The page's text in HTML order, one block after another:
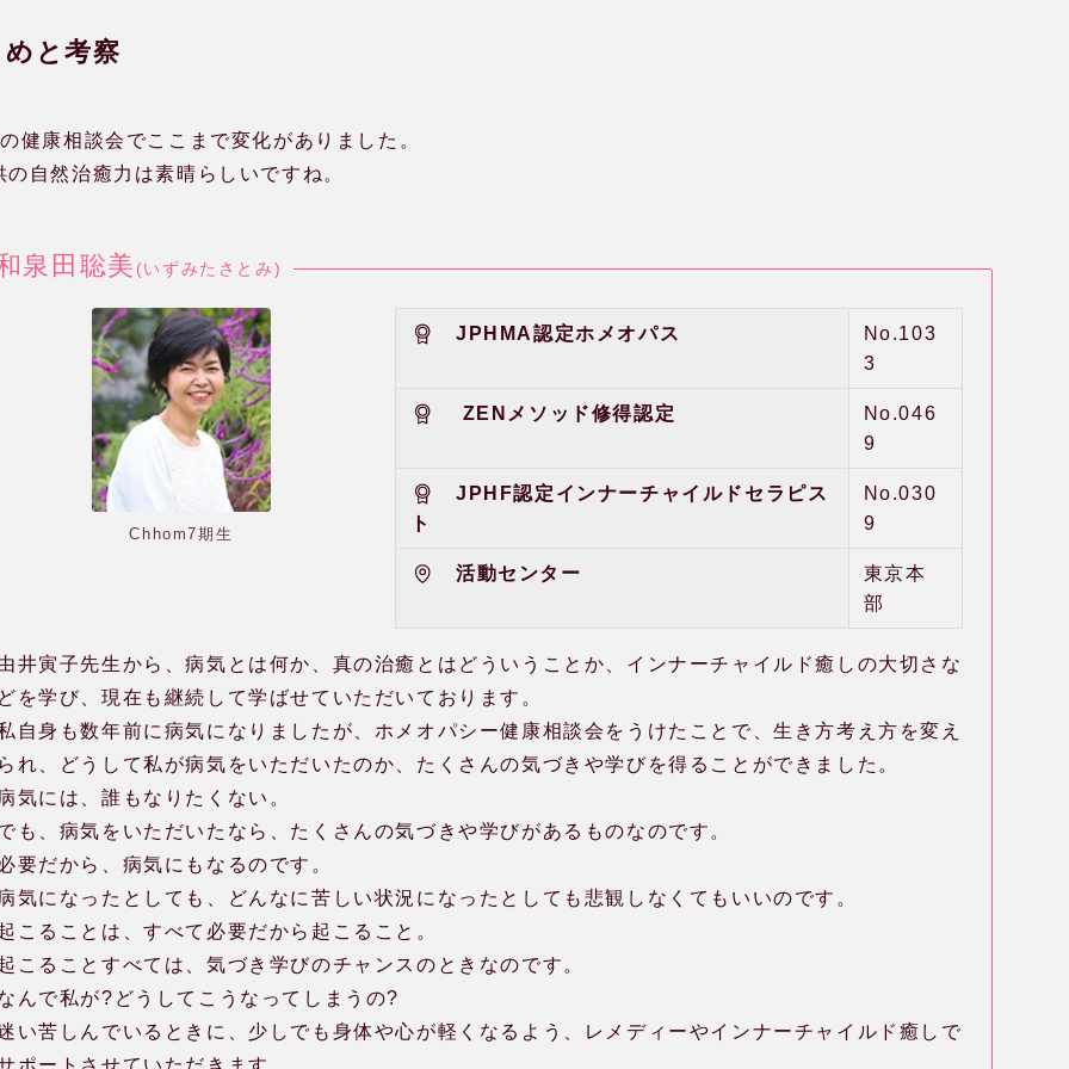
めと考察
健康相談会でここまで変化がありました。
の自然治癒力は素晴らしいですね。
泉田聡美 (いずみたさとみ)
Chhom7期生
JPHMA認定ホメオパス
No.103
3
ZENメソッド修得認定
No.046
9
JPHF認定インナーチャイルドセラピス
ト
No.030
9
活動センター
東京本
部
井寅子先生から、病気とは何か、真の治癒とはどういうことか、インナーチャイルド癒しの大切さな
どを学び、現在も継続して学ばせていただいております。
自身も数年前に病気になりましたが、ホメオパシー健康相談会をうけたことで、生き方考え方を変え
られ、どうして私が病気をいただいたのか、たくさんの気づきや学びを得ることができました。
気には、誰もなりたくない。
も、病気をいただいたなら、たくさんの気づきや学びがあるものなのです。
要だから、病気にもなるのです。
気になったとしても、どんなに苦しい状況になったとしても悲観しなくてもいいのです。
こることは、すべて必要だから起こること。
こることすべては、気づき学びのチャンスのときなのです。
んで私が?どうしてこうなってしまうの?
い苦しんでいるときに、少しでも身体や心が軽くなるよう、レメディーやインナーチャイルド癒しで
ポートさせていただきます。